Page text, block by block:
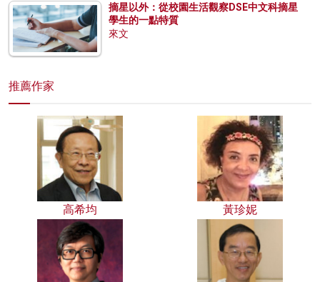
摘星以外：從校園生活觀察DSE中文科摘星
學生的一點特質
來文
推薦作家
高希均 黃珍妮